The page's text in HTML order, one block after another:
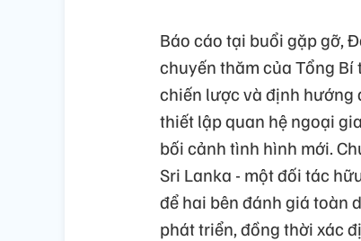
Báo cáo tại buổi gặp gỡ,
chuyến thăm của Tổng
chiến lược và định hướng
thiết lập quan hệ ngoại
bối cảnh tình hình mới.
Sri Lanka - một đối tác
để hai bên đánh giá toàn
phát triển, đồng thời xác